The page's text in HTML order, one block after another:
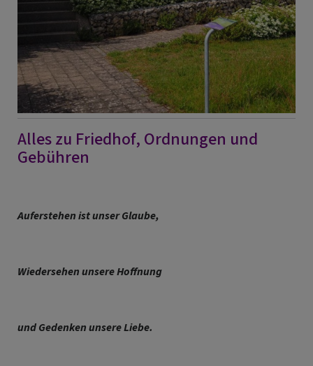
Alles zu Friedhof, Ordnungen und
Gebühren
Auferstehen ist unser Glaube,
Wiedersehen unsere Hoffnung
und Gedenken unsere Liebe.